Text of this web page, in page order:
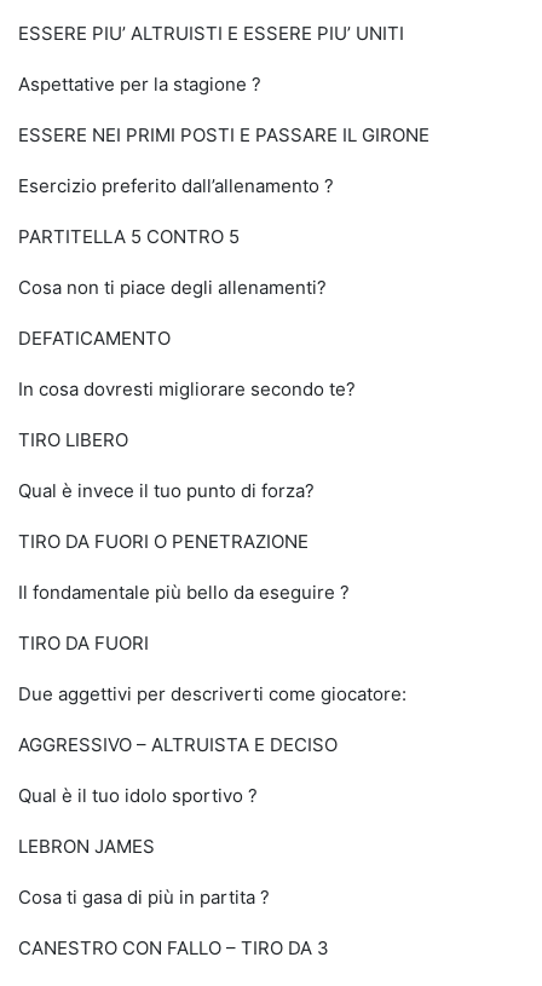
ESSERE PIU’ ALTRUISTI E ESSERE PIU’ UNITI
Aspettative per la stagione ?
ESSERE NEI PRIMI POSTI E PASSARE IL GIRONE
Esercizio preferito dall’allenamento ?
PARTITELLA 5 CONTRO 5
Cosa non ti piace degli allenamenti?
DEFATICAMENTO
In cosa dovresti migliorare secondo te?
TIRO LIBERO
Qual è invece il tuo punto di forza?
TIRO DA FUORI O PENETRAZIONE
Il fondamentale più bello da eseguire ?
TIRO DA FUORI
Due aggettivi per descriverti come giocatore:
AGGRESSIVO – ALTRUISTA E DECISO
Qual è il tuo idolo sportivo ?
LEBRON JAMES
Cosa ti gasa di più in partita ?
CANESTRO CON FALLO – TIRO DA 3